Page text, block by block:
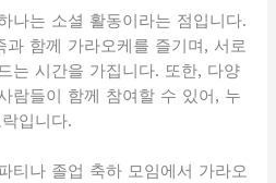
나는 소셜 활동이라는 점입니다.
과 함께 가라오케를 즐기며, 서로
는 시간을 가집니다. 또한, 다양
람들이 함께 참여할 수 있어, 누
입니다.
티나 졸업 축하 모임에서 가라오